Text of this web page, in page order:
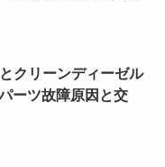
クリーンディーゼル
ーツ故障原因と交